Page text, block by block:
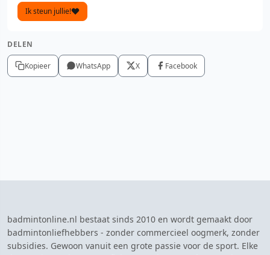
Ik steun jullie!
DELEN
Kopieer WhatsApp X Facebook
badmintonline.nl bestaat sinds 2010 en wordt gemaakt door
badmintonliefhebbers - zonder commercieel oogmerk, zonder
subsidies. Gewoon vanuit een grote passie voor de sport. Elke